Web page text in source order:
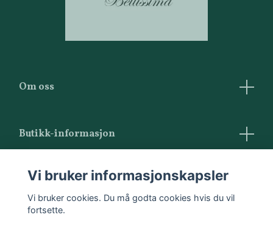
Om oss
Butikk-informasjon
Vilkår og betingelser
Kontakt oss
Vi bruker informasjonskapsler
Vi bruker cookies. Du må godta cookies hvis du vil
fortsette.